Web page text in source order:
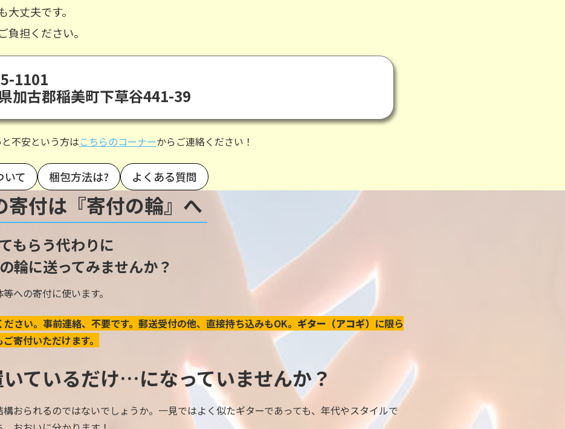
大丈夫です。
負担ください。
1101
加古郡稲美町下草谷441-39
不安という方はこちらのコーナーからご連絡ください！
いて 梱包方法は? よくある質問
付は『寄付の輪』へ
もらう代わりに
輪に送ってみませんか？
への寄付に使います。
さい。事前連絡、不要です。郵送受付の他、直接持ち込みもOK。 ギター（アコギ） に限ら
寄付いただけます。
ているだけ…になっていませんか？
おられるのではないでしょうか。一見ではよく似たギターであっても、年代やスタイルで